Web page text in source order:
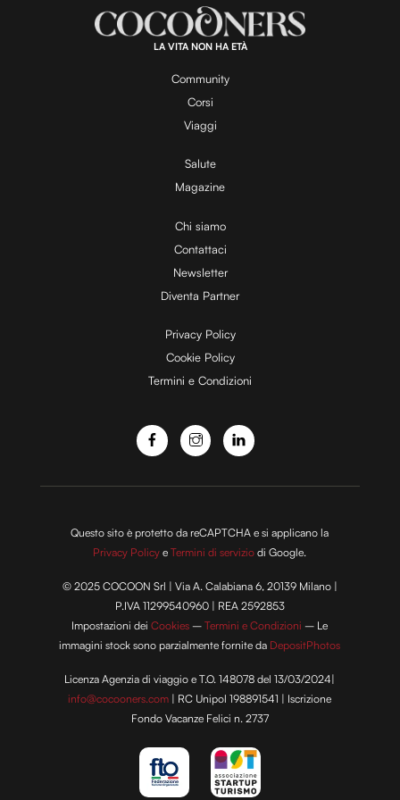
a
y
V
i
d
e
o
:
1
0
0
.
0
LA VITA NON HA ETÀ
Community
Corsi
Viaggi
Salute
Magazine
Chi siamo
Contattaci
Newsletter
Diventa Partner
Privacy Policy
Cookie Policy
Termini e Condizioni
Questo sito è protetto da reCAPTCHA e si applicano la
Privacy Policy eTermini di servizio di Google.
© 2025 COCOON Srl | Via A. Calabiana 6, 20139 Milano |
P.IVA 11299540960 | REA 2592853
Impostazioni deiCookies –Termini e Condizioni – Le
immagini stock sono parzialmente fornite da DepositPhotos
Licenza Agenzia di viaggio e T.O. 148078 del 13/03/2024|
info@cocooners.com | RC Unipol 198891541 | Iscrizione
Fondo Vacanze Felici n. 2737